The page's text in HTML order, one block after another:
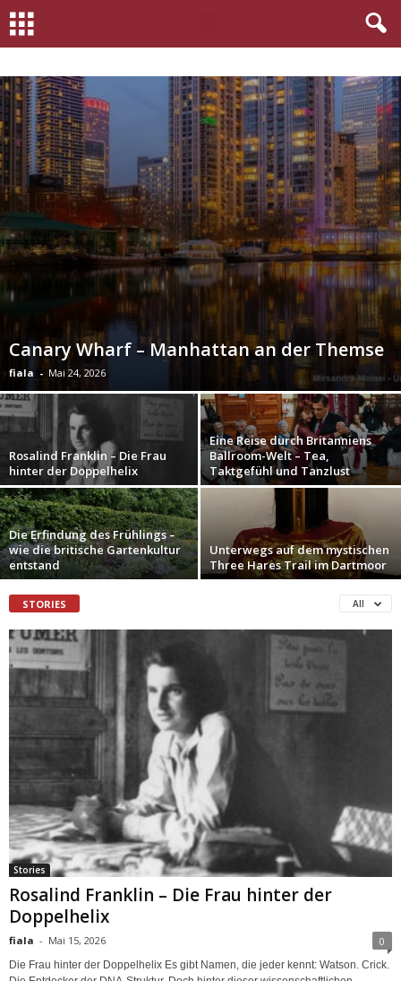
Canary Wharf – Manhattan an der Themse
fiala - Mai 24, 2026
Rosalind Franklin – Die Frau
hinter der Doppelhelix
Eine Reise durch Britanniens
Ballroom-Welt – Tea,
Taktgefühl und Tanzlust
Die Erfindung des Frühlings –
wie die britische Gartenkultur
entstand
Unterwegs auf dem mystischen
Three Hares Trail im Dartmoor
STORIES All
Stories
Rosalind Franklin – Die Frau hinter der
Doppelhelix
fiala - Mai 15, 2026 0
Die Frau hinter der Doppelhelix Es gibt Namen, die jeder kennt: Watson. Crick.